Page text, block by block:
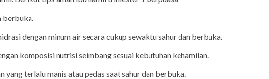
berbuka.
dengan minum air secara cukup sewaktu sahur dan berbuka.
komposisi nutrisi seimbang sesuai kebutuhan kehamilan.
yang terlalu manis atau pedas saat sahur dan berbuka.